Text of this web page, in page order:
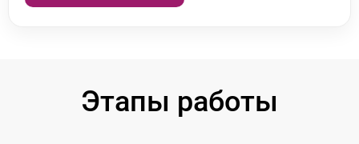
Этапы работы